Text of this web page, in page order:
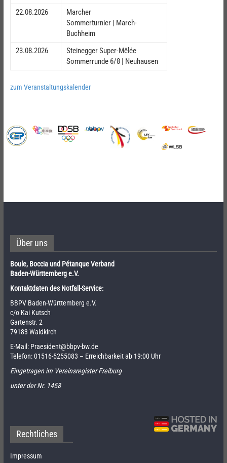
22.08.2026
Marcher
Sommerturnier | March-
Buchheim
23.08.2026
Steinegger Super-Mêlée
Sommerrunde 6/8 | Neuhausen
zum Veranstaltungskalender
Über uns
Boule, Boccia und Pétanque Verband
Baden-Württemberg e.V.
Kontaktdaten des Notfall-Service:
BBPV Baden-Württemberg e.V.
c/o Kai Kutsch
Gartenstr. 2
79183 Waldkirch
E-Mail: Praesident@bbpv-bw.de
Telefon:01516-5255083 – Erreichbarkeit ab 19:00 Uhr
Eingetragen im Vereinsregister Freiburg
unter der Nr. 1458
Rechtliches
Impressum